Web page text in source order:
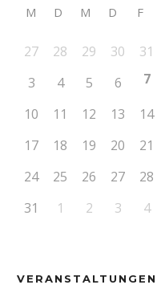
M D M D F
27 28 29 30 31
3
4 5 6 7
10
11 12 13 14
17
18 19 20 21
24
25 26 27 28
31
1 2 3 4
VERANSTALTUNGEN